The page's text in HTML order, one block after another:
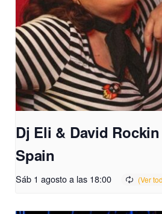
Dj Eli & David
Spain
Sáb 1 agosto a las 18:00